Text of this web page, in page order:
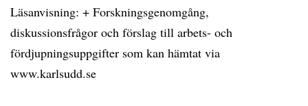
Läsanvisning: + Forskningsgenomgång,
diskussionsfrågor och förslag till arbets- och
fördjupningsuppgifter som kan hämtat via
www.karlsudd.se